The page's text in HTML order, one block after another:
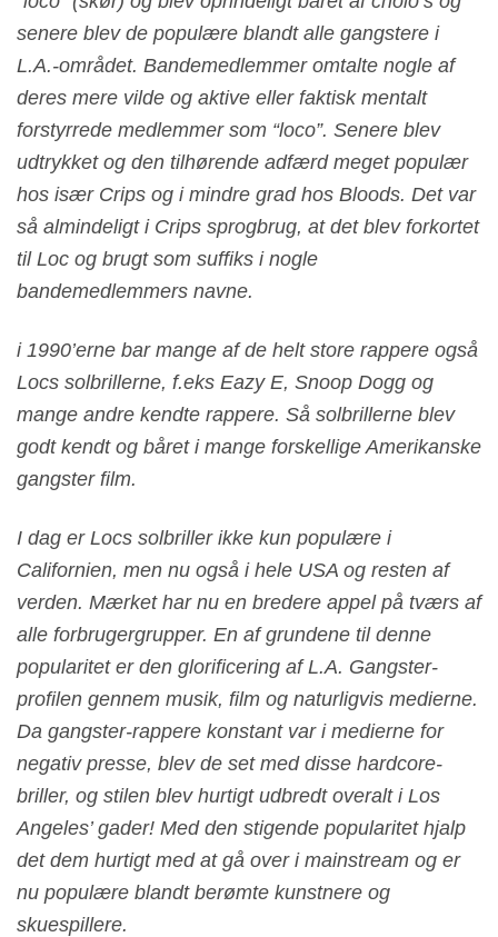
senere blev de populære blandt alle gangstere i
L.A.-området. Bandemedlemmer omtalte nogle af
deres mere vilde og aktive eller faktisk mentalt
forstyrrede medlemmer som “loco”. Senere blev
udtrykket og den tilhørende adfærd meget populær
hos især Crips og i mindre grad hos Bloods. Det var
så almindeligt i Crips sprogbrug, at det blev forkortet
til Loc og brugt som suffiks i nogle
bandemedlemmers navne.
i 1990’erne bar mange af de helt store rappere også
Locs solbrillerne, f.eks Eazy E, Snoop Dogg og
mange andre kendte rappere. Så solbrillerne blev
godt kendt og båret i mange forskellige Amerikanske
gangster film.
I dag er Locs solbriller ikke kun populære i
Californien, men nu også i hele USA og resten af
verden. Mærket har nu en bredere appel på tværs af
alle forbrugergrupper. En af grundene til denne
popularitet er den glorificering af L.A. Gangster-
profilen gennem musik, film og naturligvis medierne.
Da gangster-rappere konstant var i medierne for
negativ presse, blev de set med disse hardcore-
briller, og stilen blev hurtigt udbredt overalt i Los
Angeles’ gader! Med den stigende popularitet hjalp
det dem hurtigt med at gå over i mainstream og er
nu populære blandt berømte kunstnere og
skuespillere.